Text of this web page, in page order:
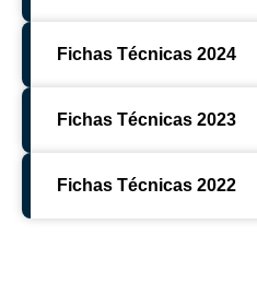
Fichas Técnicas 2024
Fichas Técnicas 2023
Fichas Técnicas 2022